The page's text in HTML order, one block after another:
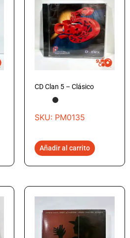
CD Clan 5 – Clásico
SKU: PM0135
Añadir al carrito